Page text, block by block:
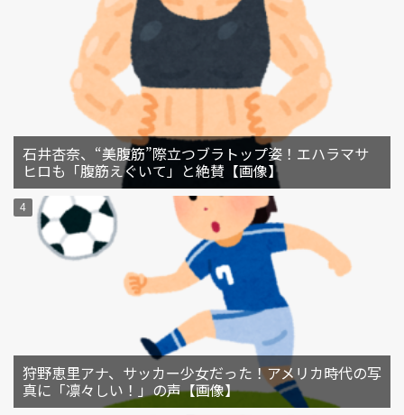
石井杏奈、“美腹筋”際立つブラトップ姿！エハラマサ
ヒロも「腹筋えぐいて」と絶賛【画像】
狩野恵里アナ、サッカー少女だった！アメリカ時代の写
真に「凛々しい！」の声【画像】